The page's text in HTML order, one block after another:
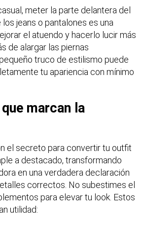
meter la parte delantera del
jeans o pantalones es una
el atuendo y hacerlo lucir más
de alargar las piernas
truco de estilismo puede
tu apariencia con mínimo
marcan la
el secreto para convertir tu outfit
a destacado, transformando
en una verdadera declaración
correctos. No subestimes el
para elevar tu look. Estos
utilidad: